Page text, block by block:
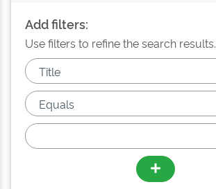
Add filters:
Use filters to refine the search results.